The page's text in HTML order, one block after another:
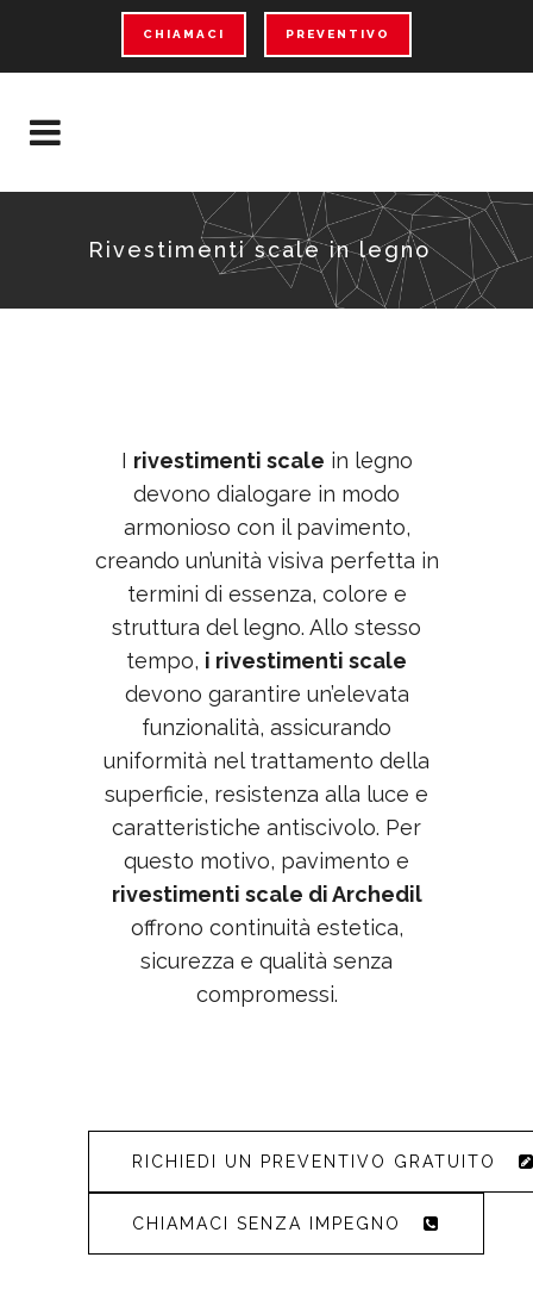
CHIAMACI PREVENTIVO
Rivestimenti scale in legno
I rivestimenti scale in legno
devono dialogare in modo
armonioso con il pavimento,
creando un’unità visiva perfetta in
termini di essenza, colore e
struttura del legno. Allo stesso
tempo, i rivestimenti scale
devono garantire un’elevata
funzionalità, assicurando
uniformità nel trattamento della
superficie, resistenza alla luce e
caratteristiche antiscivolo. Per
questo motivo, pavimento e
rivestimenti scale di Archedil
offrono continuità estetica,
sicurezza e qualità senza
compromessi.
RICHIEDI UN PREVENTIVO GRATUITO
CHIAMACI SENZA IMPEGNO